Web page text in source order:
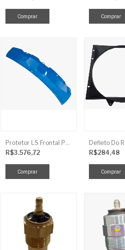
Protetor LS Frontal Para-Lama LE SBG870FCI
R$3.576,72
R$284,48